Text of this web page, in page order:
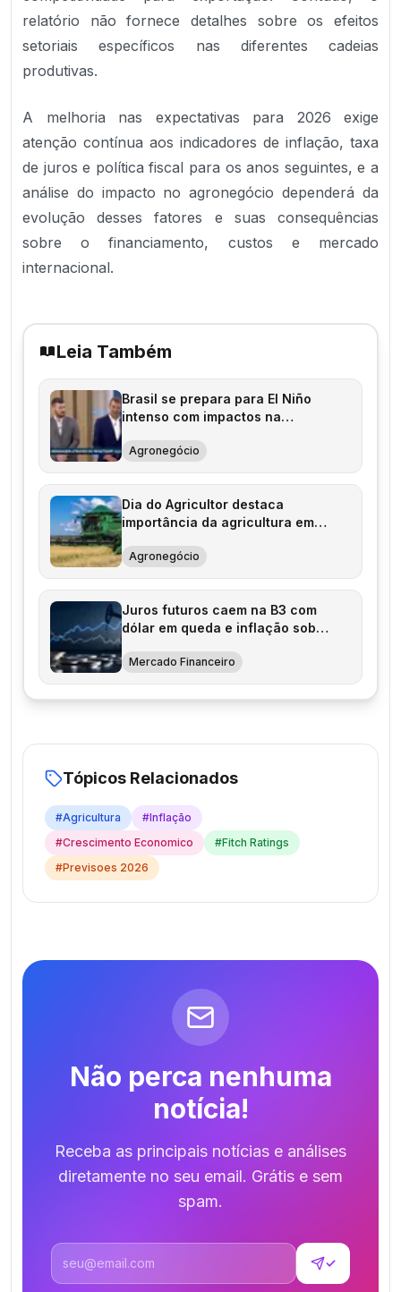
relatório não fornece detalhes sobre os efeitos
setoriais específicos nas diferentes cadeias
produtivas.
A melhoria nas expectativas para 2026 exige
atenção contínua aos indicadores de inflação, taxa
de juros e política fiscal para os anos seguintes, e a
análise do impacto no agronegócio dependerá da
evolução desses fatores e suas consequências
sobre o financiamento, custos e mercado
internacional.
Leia Também
Brasil se prepara para El Niño
intenso com impactos na
Agronegócio
Dia do Agricultor destaca
importância da agricultura em
Agronegócio
Juros futuros caem na B3 com
dólar em queda e inflação sob
Mercado Financeiro
Tópicos Relacionados
#Agricultura #Inflação
#Crescimento Economico #Fitch Ratings
#Previsoes 2026
Não perca nenhuma
notícia!
Receba as principais notícias e análises
diretamente no seu email. Grátis e sem
spam.
Endereço de email
✓